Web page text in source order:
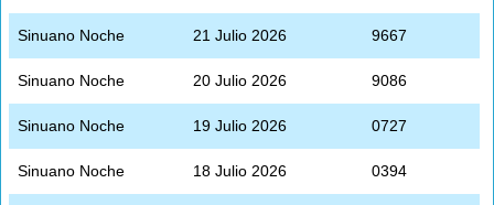
Sinuano Noche 21 Julio 2026 9667
Sinuano Noche 20 Julio 2026 9086
Sinuano Noche 19 Julio 2026 0727
Sinuano Noche 18 Julio 2026 0394